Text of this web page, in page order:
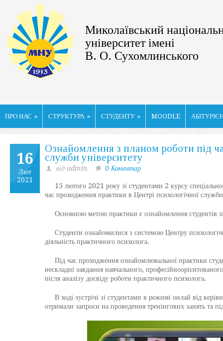
Миколаївський
університет імені
В. О. Сухомлинського
ПРО НАС » СТРУКТУРА » СТУДЕНТУ » MOODLE
16
Лют
2021
Ознайомлення з планом роботи під
служби університету
від admin 0 Коментар
15 лютого 2021 року зі студентами 2 курсу
час проходження практики в Центрі психологічної
Основною метою практики є ознайомлення студентів
Студенти ознайомилися з системою Центру
діяльність практичного психолога.
Під час проходження ознайомлювальної практики
нескладні завдання навчального,
після аналізу досвіду роботи практичного психолога.
В ході зустрічі зі студентами в режимі онлай від
отримали запроси на проведення тренінгових занять та